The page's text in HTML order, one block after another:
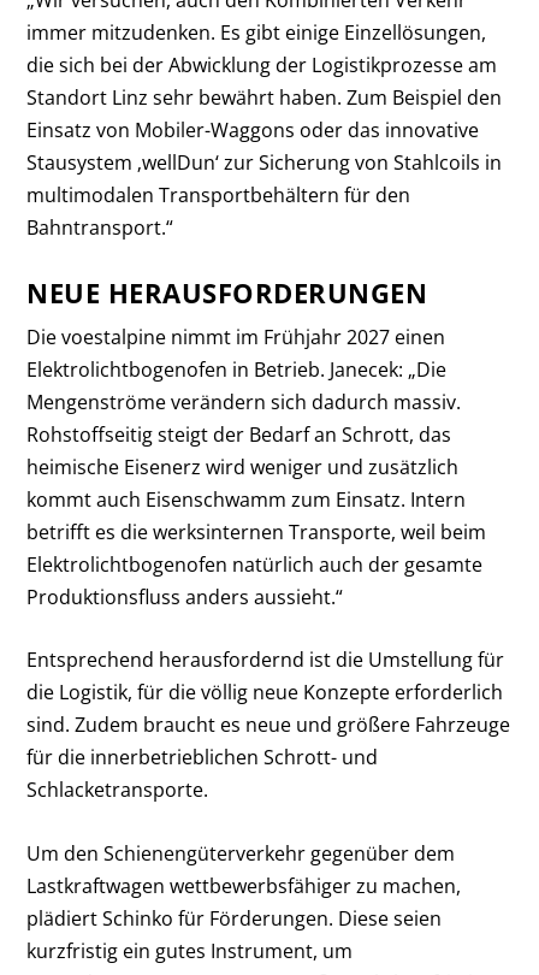
immer mitzudenken. Es gibt einige Einzellösungen,
die sich bei der Abwicklung der Logistikprozesse am
Standort Linz sehr bewährt haben. Zum Beispiel den
Einsatz von Mobiler-Waggons oder das innovative
Stausystem ‚wellDun‘ zur Sicherung von Stahlcoils in
multimodalen Transportbehältern für den
Bahntransport.“
NEUE HERAUSFORDERUNGEN
Die voestalpine nimmt im Frühjahr 2027 einen
Elektrolichtbogenofen in Betrieb. Janecek: „Die
Mengenströme verändern sich dadurch massiv.
Rohstoffseitig steigt der Bedarf an Schrott, das
heimische Eisenerz wird weniger und zusätzlich
kommt auch Eisenschwamm zum Einsatz. Intern
betrifft es die werksinternen Transporte, weil beim
Elektrolichtbogenofen natürlich auch der gesamte
Produktionsfluss anders aussieht.“
Entsprechend herausfordernd ist die Umstellung für
die Logistik, für die völlig neue Konzepte erforderlich
sind. Zudem braucht es neue und größere Fahrzeuge
für die innerbetrieblichen Schrott- und
Schlacketransporte.
Um den Schienengüterverkehr gegenüber dem
Lastkraftwagen wettbewerbsfähiger zu machen,
plädiert Schinko für Förderungen. Diese seien
kurzfristig ein gutes Instrument, um